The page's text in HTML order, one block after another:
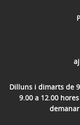
Dilluns i dimarts de
9.00 a 12.00